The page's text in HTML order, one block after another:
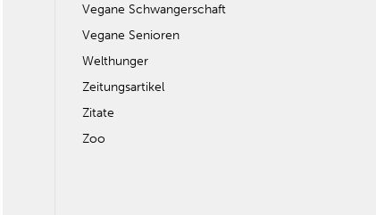
Vegane Schwangerschaft
Vegane Senioren
Welthunger
Zeitungsartikel
Zitate
Zoo